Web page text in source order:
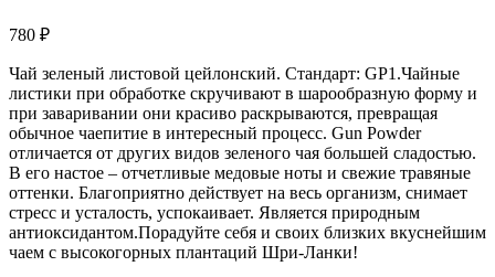
780 ₽
Чай зеленый листовой цейлонский. Стандарт: GP1.Чайные
листики при обработке скручивают в шарообразную форму и
при заваривании они красиво раскрываются, превращая
обычное чаепитие в интересный процесс. Gun Powder
отличается от других видов зеленого чая большей сладостью.
В его настое – отчетливые медовые ноты и свежие травяные
оттенки. Благоприятно действует на весь организм, снимает
стресс и усталость, успокаивает. Является природным
антиоксидантом.Порадуйте себя и своих близких вкуснейшим
чаем с высокогорных плантаций Шри-Ланки!